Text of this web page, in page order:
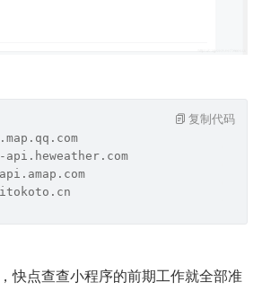
复制代码
快点查查小程序的前期工作就全部准